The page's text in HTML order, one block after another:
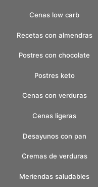
Cenas low carb
Recetas con almendras
Postres con chocolate
Postres keto
Cenas con verduras
Cenas ligeras
Desayunos con pan
Cremas de verduras
Meriendas saludables